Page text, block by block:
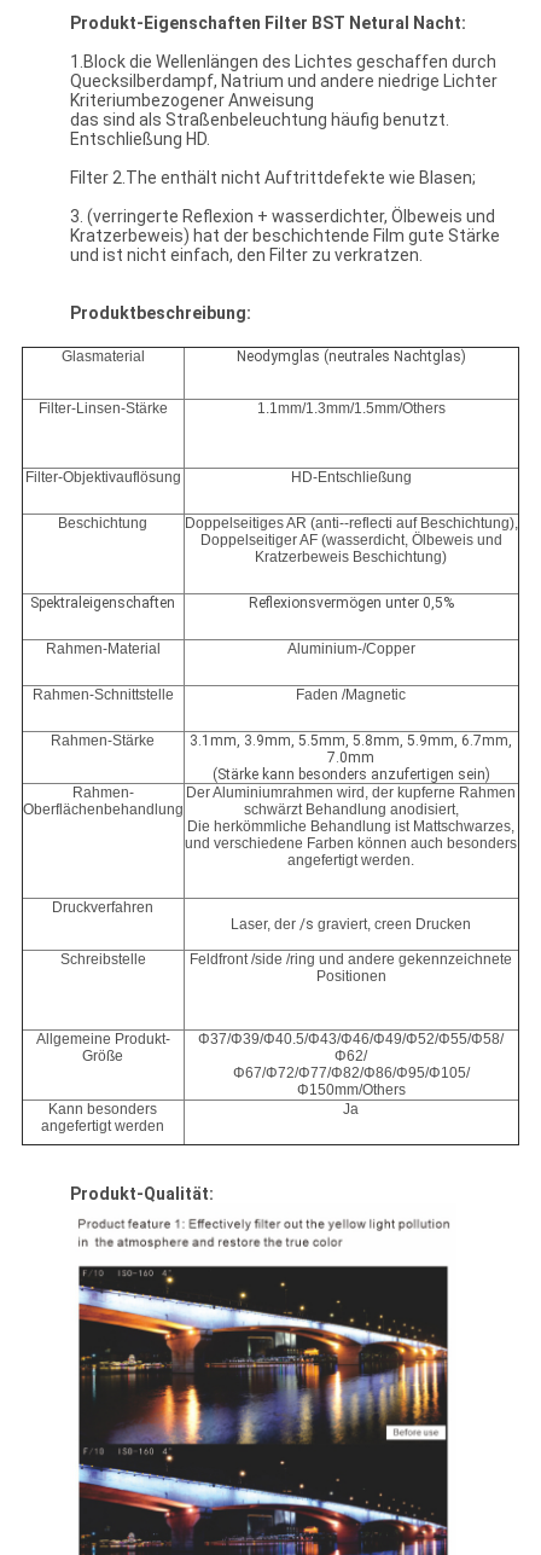
Produkt-Eigenschaften Filter BST Netural Nacht:
1.Block die Wellenlängen des Lichtes geschaffen durch
Quecksilberdampf, Natrium und andere niedrige Lichter
Kriteriumbezogener Anweisung
das sind als Straßenbeleuchtung häufig benutzt.
Entschließung HD.
Filter 2.The enthält nicht Auftrittdefekte wie Blasen;
3. (verringerte Reflexion + wasserdichter, Ölbeweis und
Kratzerbeweis) hat der beschichtende Film gute Stärke
und ist nicht einfach, den Filter zu verkratzen.
Produktbeschreibung:
Glasmaterial Neodymglas (neutrales Nachtglas)
Filter-Linsen-Stärke 1.1mm/1.3mm/1.5mm/Others
Filter-Objektivauflösung HD-Entschließung
Beschichtung
Doppelseitiges AR (anti--reflecti auf Beschichtung),
Doppelseitiger AF (wasserdicht, Ölbeweis und
Kratzerbeweis Beschichtung)
Spektraleigenschaften Reflexionsvermögen unter 0,5%
Rahmen-Material Aluminium-/Copper
Rahmen-Schnittstelle Faden /Magnetic
Rahmen-Stärke
3.1mm, 3.9mm, 5.5mm, 5.8mm, 5.9mm, 6.7mm,
7.0mm
(Stärke kann besonders anzufertigen sein)
Rahmen-
Oberflächenbehandlung
Der Aluminiumrahmen wird, der kupferne Rahmen
schwärzt Behandlung anodisiert,
Die herkömmliche Behandlung ist Mattschwarzes,
und verschiedene Farben können auch besonders
angefertigt werden.
Druckverfahren
Laser, der /sgraviert, creen Drucken
Schreibstelle
Feldfront /side /ring und andere gekennzeichnete
Positionen
Allgemeine Produkt-
Größe
Φ37/Φ39/Φ40.5/Φ43/Φ46/Φ49/Φ52/Φ55/Φ58/
Φ62/
Φ67/Φ72/Φ77/Φ82/Φ86/Φ95/Φ105/
Φ150mm/Others
Kann besonders
angefertigt werden
Ja
Produkt-Qualität: